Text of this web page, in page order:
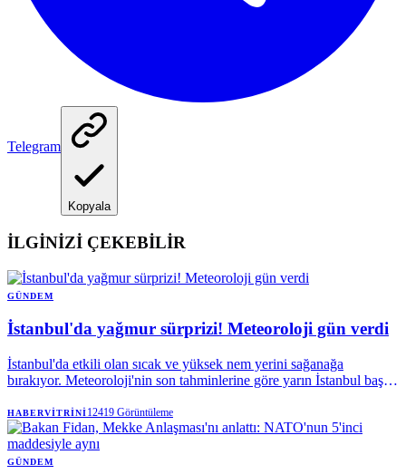
Telegram
Kopyala
İLGİNİZİ ÇEKEBİLİR
GÜNDEM
İstanbul'da yağmur sürprizi! Meteoroloji gün verdi
İstanbul'da etkili olan sıcak ve yüksek nem yerini sağanağa
bırakıyor. Meteoroloji'nin son tahminlerine göre yarın İstanbul başta
sağanak bekleniyor.
HABERVITRINI12419 Görüntüleme
GÜNDEM